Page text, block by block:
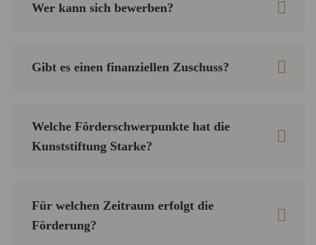
Wer kann sich bewerben?
Gibt es einen finanziellen Zuschuss?
Welche Förderschwerpunkte hat die
Kunststiftung Starke?
Für welchen Zeitraum erfolgt die
Förderung?